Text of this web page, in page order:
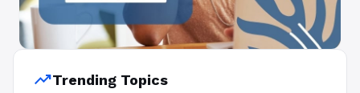
trending_upTrending Topics